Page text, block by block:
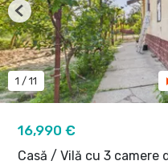
16,990 €
Casă / Vilă cu 3 camere
1 / 11
Previous